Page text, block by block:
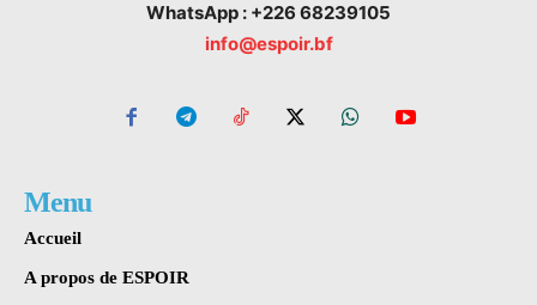
WhatsApp : +226 68239105
info@espoir.bf
Menu
Accueil
A propos de ESPOIR